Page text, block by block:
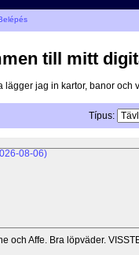
till mitt
lägger jag in kartor, banor och
Típus:
och Affe. Bra löpväder.